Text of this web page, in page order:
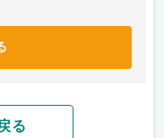
る